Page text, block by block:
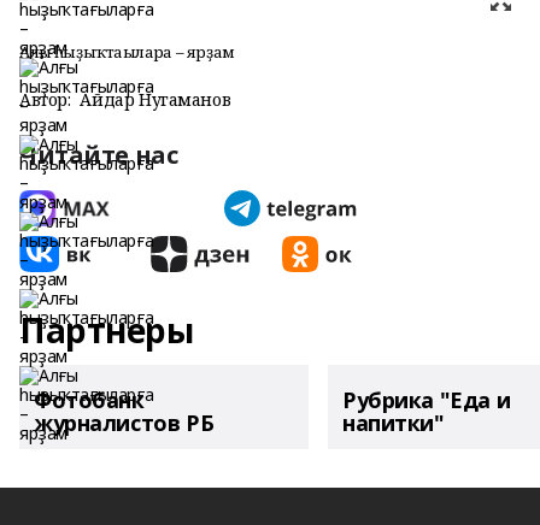
Алғы һыҙыҡтағыларға – ярҙам
Автор: Айдар Нугаманов
Читайте нас
Партнеры
Фотобанк
журналистов РБ
Рубрика "Еда и
напитки"